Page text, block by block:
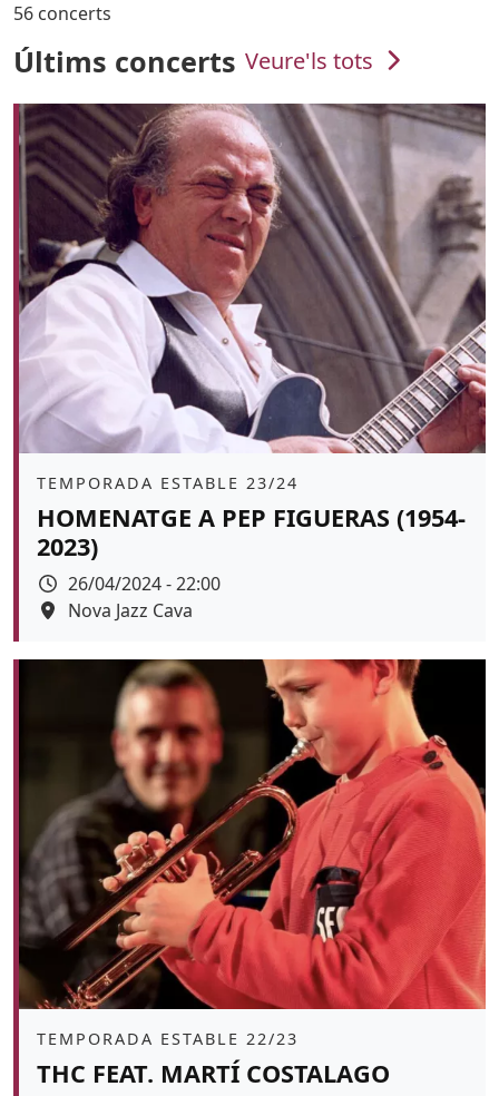
56 concerts
Últims concerts Veure'ls tots
Àmbit
TEMPORADA ESTABLE 23/24
HOMENATGE A PEP FIGUERAS (1954-
2023)
Data
26/04/2024 - 22:00
Espai
Nova Jazz Cava
Àmbit
TEMPORADA ESTABLE 22/23
THC FEAT. MARTÍ COSTALAGO